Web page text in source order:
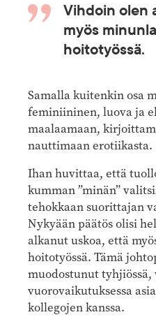
Vihdoin olen
myös
hoitotyössä.
Samalla kuitenkin osa
feminiininen, luova ja
maalaamaan,
nauttimaan erotiikasta.
Ihan huvittaa, että
kumman ”minän”
tehokkaan suorittajan
Nykyään päätös olisi
alkanut uskoa, että
hoitotyössä. Tämä
muodostunut tyhjiössä,
vuorovaikutuksessa
kollegojen kanssa.